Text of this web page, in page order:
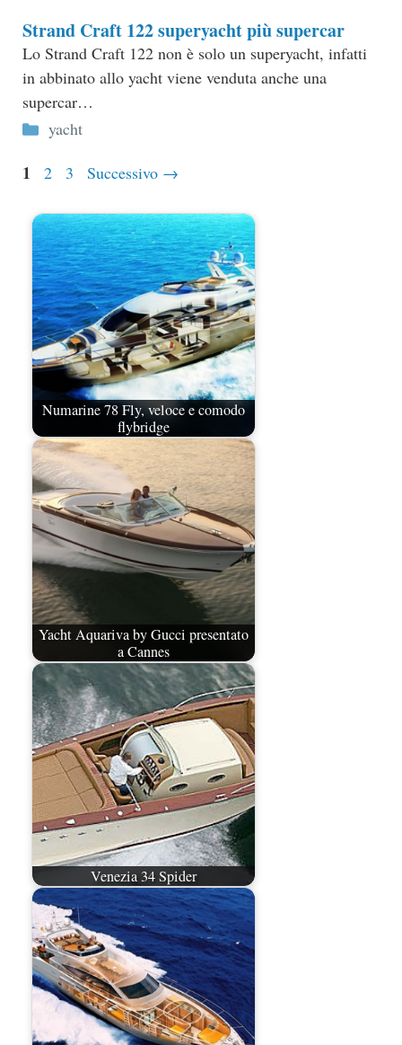
Strand Craft 122 superyacht più supercar
Lo Strand Craft 122 non è solo un superyacht, infatti
in abbinato allo yacht viene venduta anche una
supercar…
Categorie
yacht
Pagina
1 Pagina
2 Pagina
3 Successivo →
Numarine 78 Fly, veloce e comodo
flybridge
Yacht Aquariva by Gucci presentato
a Cannes
Venezia 34 Spider